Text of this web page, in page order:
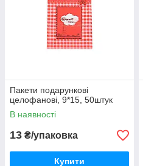
Пакети подарункові
целофанові, 9*15, 50штук
В наявності
13 ₴/упаковка
Купити